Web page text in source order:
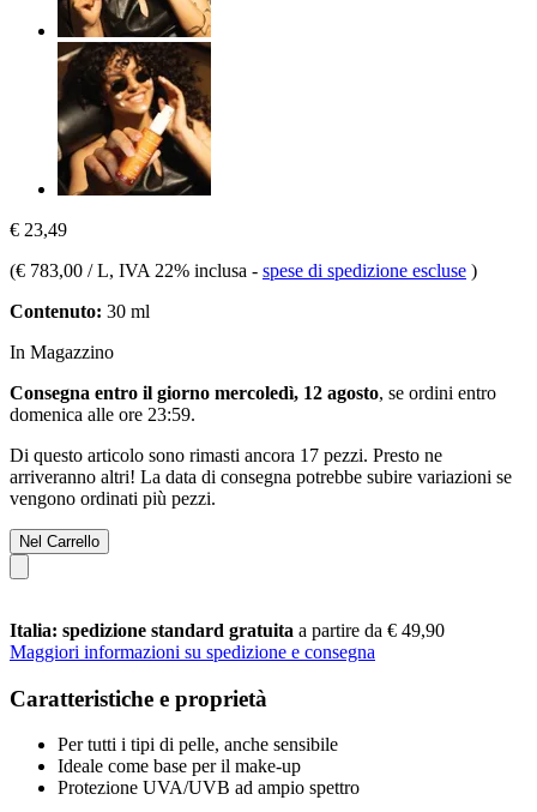
€ 23,49
(€ 783,00 / L, IVA 22% inclusa - spese di spedizione escluse )
Contenuto: 30 ml
In Magazzino
Consegna entro il giorno mercoledì, 12 agosto, se ordini entro
domenica alle ore 23:59.
Di questo articolo sono rimasti ancora 17 pezzi. Presto ne
arriveranno altri! La data di consegna potrebbe subire variazioni se
vengono ordinati più pezzi.
Nel Carrello
Italia: spedizione standard gratuita a partire da € 49,90
Maggiori informazioni su spedizione e consegna
Caratteristiche e proprietà
Per tutti i tipi di pelle, anche sensibile
Ideale come base per il make-up
Protezione UVA/UVB ad ampio spettro